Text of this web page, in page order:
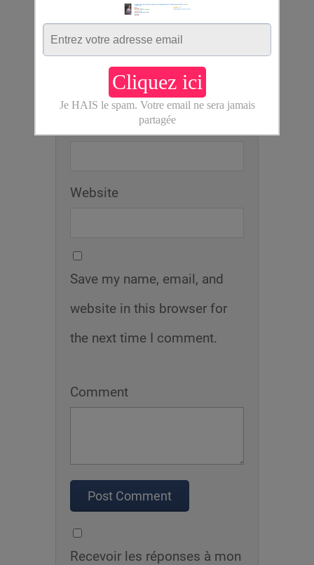
Name *
Website
Save my name, email, and
website in this browser for
the next time I comment.
Comment
Recevoir les réponses à mon